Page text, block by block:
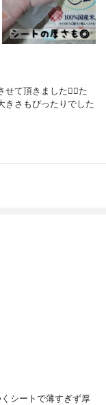
て頂きました🙇‍♀️た
きさもぴったりでした
シートで薄すぎず厚